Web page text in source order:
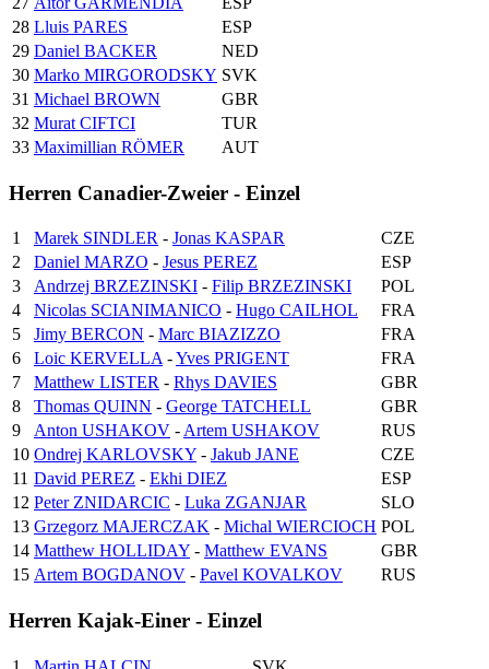
28 Lluis PARES
ESP
29 Daniel BACKER
NED
30 Marko MIRGORODSKY SVK
31 Michael BROWN
GBR
32 Murat CIFTCI
TUR
33 Maximillian RÖMER AUT
Herren Canadier-Zweier - Einzel
1 Marek SINDLER - Jonas KASPAR
CZE
2
Daniel MARZO - Jesus PEREZ
ESP
3
Andrzej BRZEZINSKI - Filip BRZEZINSKI
POL
4
Nicolas SCIANIMANICO - Hugo CAILHOL
FRA
5
Jimy BERCON - Marc BIAZIZZO
FRA
6
Loic KERVELLA -Yves PRIGENT
FRA
7
Matthew LISTER - Rhys DAVIES
GBR
8
Thomas QUINN - George TATCHELL
GBR
9
Anton USHAKOV - Artem USHAKOV
RUS
10 Ondrej KARLOVSKY - Jakub JANE
CZE
11 David PEREZ - Ekhi DIEZ
ESP
12 Peter ZNIDARCIC - Luka ZGANJAR
SLO
13 Grzegorz MAJERCZAK - Michal WIERCIOCH POL
14 Matthew HOLLIDAY - Matthew EVANS
GBR
15 Artem BOGDANOV - Pavel KOVALKOV RUS
Herren Kajak-Einer - Einzel